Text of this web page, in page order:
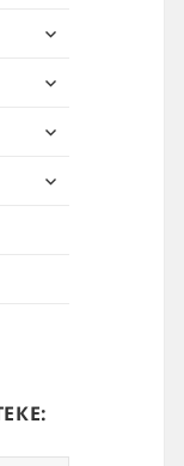
раскрыть
меню
раскрыть
меню
раскрыть
меню
раскрыть